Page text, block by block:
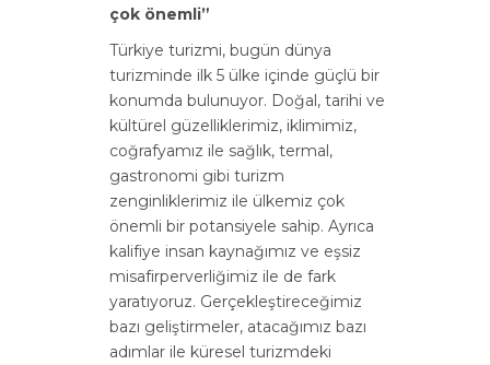
çok önemli”
Türkiye turizmi, bugün dünya
turizminde ilk 5 ülke içinde güçlü bir
konumda bulunuyor. Doğal, tarihi ve
kültürel güzelliklerimiz, iklimimiz,
coğrafyamız ile sağlık, termal,
gastronomi gibi turizm
zenginliklerimiz ile ülkemiz çok
önemli bir potansiyele sahip. Ayrıca
kalifiye insan kaynağımız ve eşsiz
misafirperverliğimiz ile de fark
yaratıyoruz. Gerçekleştireceğimiz
bazı geliştirmeler, atacağımız bazı
adımlar ile küresel turizmdeki